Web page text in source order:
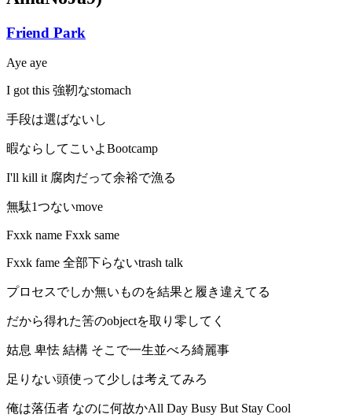
Friend Park
Aye aye
I got this 強靭なstomach
手段は選ばないし
暇ならしてこいよBootcamp
I'll kill it 腐肉だって余裕で漁る
無駄1つないmove
Fxxk name Fxxk same
Fxxk fame 全部下らないtrash talk
プロセスでしか無いものを結果と履き違えてる
だから得れた筈のobjectを取り零してく
姑息 卑怯 結構 そこで一生並べろ綺麗事
足りない頭使って少しは考えてみろ
俺は落伍者 なのに何故かAll Day Busy But Stay Cool